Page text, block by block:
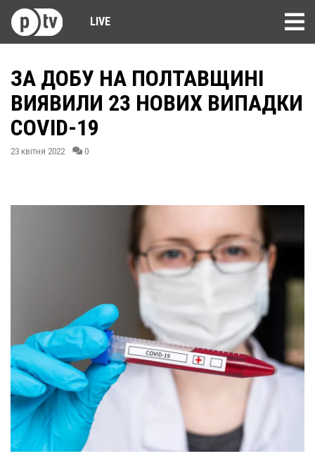
LIVE
ЗА ДОБУ НА ПОЛТАВЩИНІ
ВИЯВИЛИ 23 НОВИХ ВИПАДКИ
COVID-19
23 квітня 2022 0